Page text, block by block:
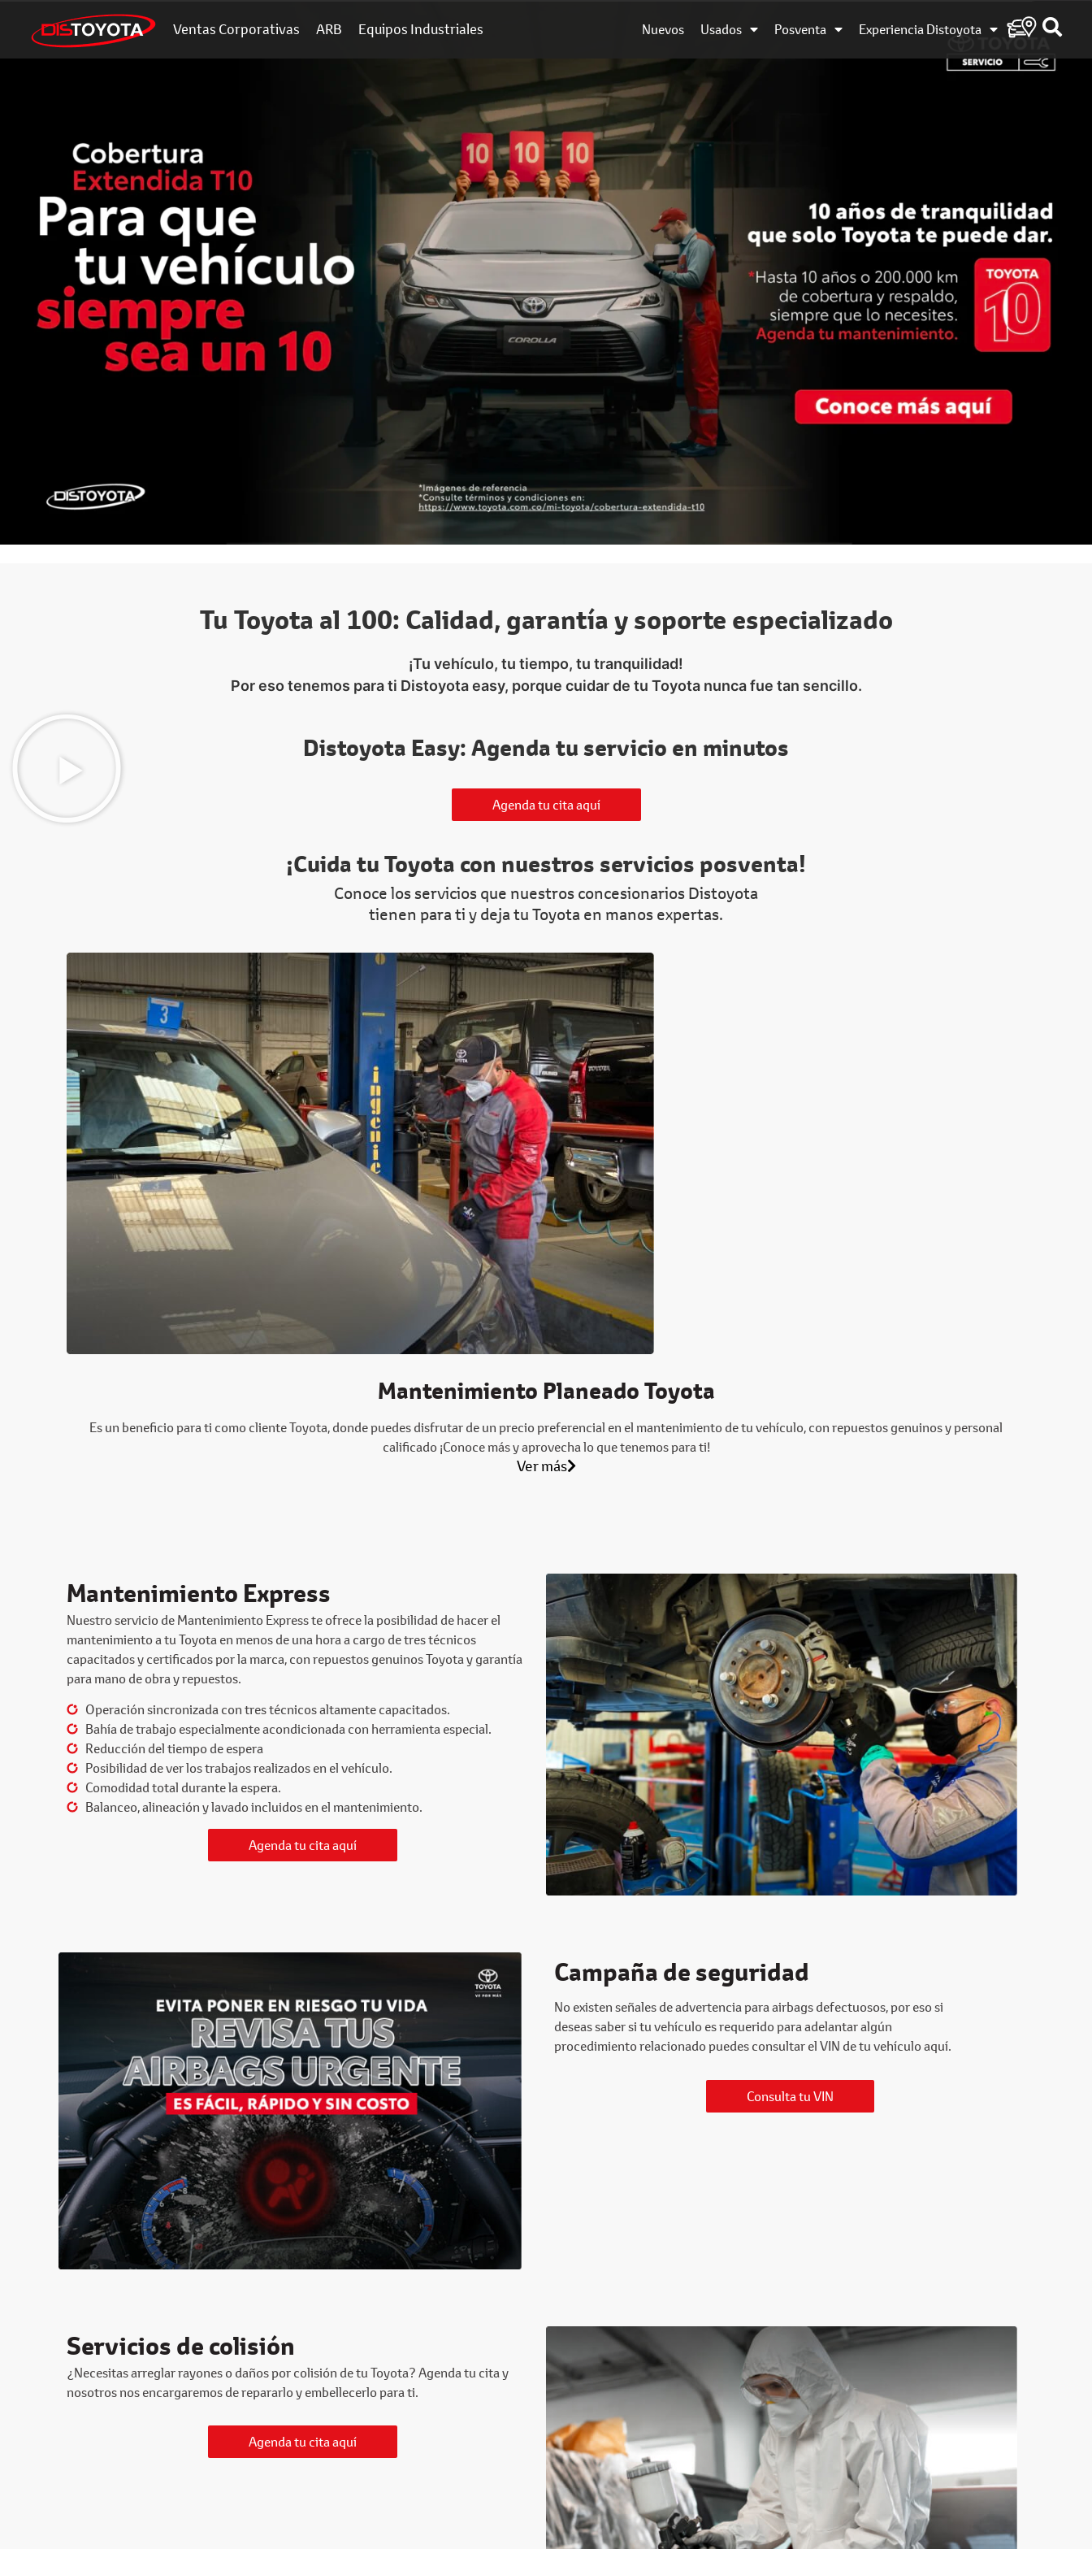
Ventas Corporativas ARB Equipos Industriales Nuevos Usados Posventa Experiencia Distoyota
Tu Toyota al 100: Calidad, garantía y soporte especializado
¡Tu vehículo, tu tiempo, tu tranquilidad!
Por eso tenemos para ti Distoyota easy, porque cuidar de tu Toyota nunca fue tan sencillo.
Distoyota Easy: Agenda tu servicio en minutos
Agenda tu cita aquí
¡Cuida tu Toyota con nuestros servicios posventa!
Conoce los servicios que nuestros concesionarios Distoyota
tienen para ti y deja tu Toyota en manos expertas.
Mantenimiento Planeado Toyota
Es un beneficio para ti como cliente Toyota, donde puedes disfrutar de un precio preferencial en el mantenimiento de tu vehículo, con repuestos genuinos y personal
calificado ¡Conoce más y aprovecha lo que tenemos para ti!
Ver más
Mantenimiento Express
Nuestro servicio de Mantenimiento Express te ofrece la posibilidad de hacer el
mantenimiento a tu Toyota en menos de una hora a cargo de tres técnicos
capacitados y certificados por la marca, con repuestos genuinos Toyota y garantía
para mano de obra y repuestos.
Operación sincronizada con tres técnicos altamente capacitados.
Bahía de trabajo especialmente acondicionada con herramienta especial.
Reducción del tiempo de espera
Posibilidad de ver los trabajos realizados en el vehículo.
Comodidad total durante la espera.
Balanceo, alineación y lavado incluidos en el mantenimiento.
Agenda tu cita aquí
Campaña de seguridad
No existen señales de advertencia para airbags defectuosos, por eso si
deseas saber si tu vehículo es requerido para adelantar algún
procedimiento relacionado puedes consultar el VIN de tu vehículo aquí.
Consulta tu VIN
Servicios de colisión
¿Necesitas arreglar rayones o daños por colisión de tu Toyota? Agenda tu cita y
nosotros nos encargaremos de repararlo y embellecerlo para ti.
Agenda tu cita aquí
Cotiza tu
Test Drive
Pago en línea